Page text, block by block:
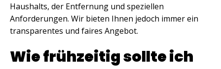
Haushalts, der Entfernung und speziellen
Anforderungen. Wir bieten Ihnen jedoch immer ein
transparentes und faires Angebot.
Wie frühzeitig sollte ich